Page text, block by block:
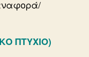
ΠΤΥΧΙΟ)